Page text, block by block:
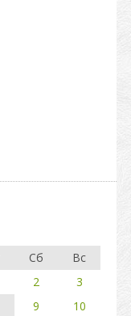
Сб
Вс
2
3
9
10